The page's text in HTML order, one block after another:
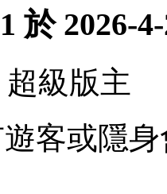
於 2026-
超級版
客或隱